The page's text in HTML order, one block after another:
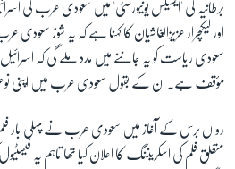
برطانیہ کی 'ایسیکس یونیورسٹی' میں سعودی عرب کی
اور لیکچرار عزیزالغاشیان کا کہنا ہے کہ یہ شوز
سعودی ریاست کو یہ جاننے میں مدد ملے گی کہ
مؤقف ہے۔ ان کے بقول سعودی عرب میں اپنی
رواں برس کے آغاز میں سعودی عرب نے پہلی بار
متعلق فلم کی اسکریننگ کا اعلان کیا تھا تاہم یہ